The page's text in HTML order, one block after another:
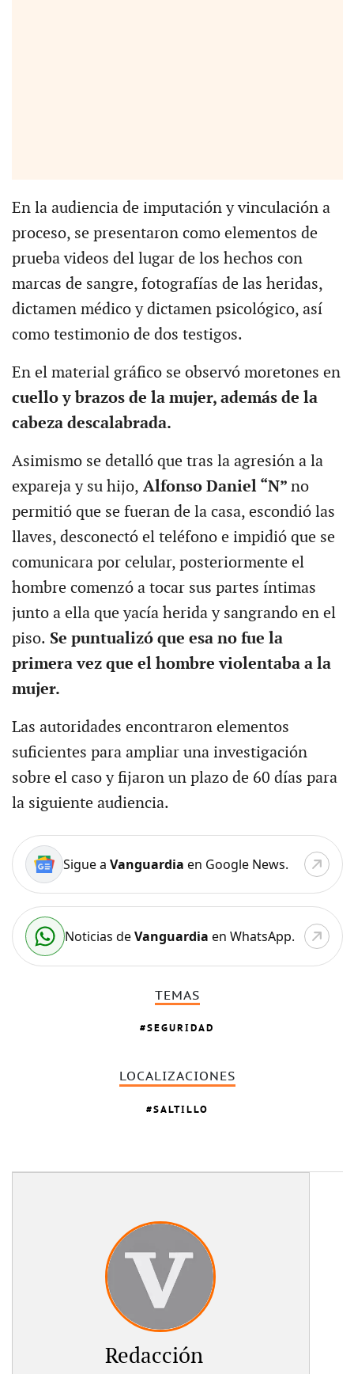
En la audiencia de imputación y vinculación a
proceso, se presentaron como elementos de
prueba videos del lugar de los hechos con
marcas de sangre, fotografías de las heridas,
dictamen médico y dictamen psicológico, así
como testimonio de dos testigos.
En el material gráfico se observó moretones en
cuello y brazos de la mujer, además de la
cabeza descalabrada.
Asimismo se detalló que tras la agresión a la
expareja y su hijo, Alfonso Daniel “N” no
permitió que se fueran de la casa, escondió las
llaves, desconectó el teléfono e impidió que se
comunicara por celular, posteriormente el
hombre comenzó a tocar sus partes íntimas
junto a ella que yacía herida y sangrando en el
piso. Se puntualizó que esa no fue la
primera vez que el hombre violentaba a la
mujer.
Las autoridades encontraron elementos
suficientes para ampliar una investigación
sobre el caso y fijaron un plazo de 60 días para
la siguiente audiencia.
Sigue a Vanguardia en Google News.
Noticias deVanguardia en WhatsApp.
TEMAS
SEGURIDAD
LOCALIZACIONES
SALTILLO
Redacción